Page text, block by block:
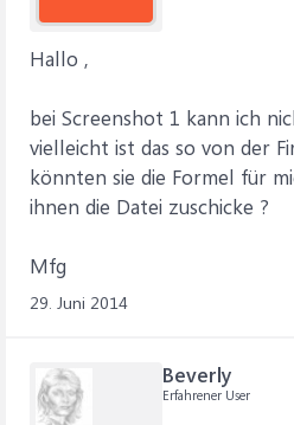
Hallo ,
bei Screenshot 1 kann ich
vielleicht ist das so von der
könnten sie die Formel für
ihnen die Datei zuschicke ?
Mfg
29. Juni 2014
Beverly
Erfahrener User